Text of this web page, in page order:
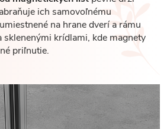
ich samovoľnému
na hrane dverí a rámu
sklenenými krídlami, kde magnety
priľnutie.